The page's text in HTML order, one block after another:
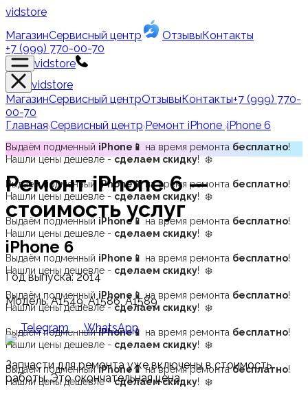
vidstore
МагазинСервисный центр ОтзывыКонтакты
+7 (999) 770-00-70
vidstore
vidstore
МагазинСервисный центрОтзывыКонтакты+7 (999) 770-
00-70
Главная Сервисный центр Ремонт iPhone iPhone 6
Выдаём подменный iPhone📱 на время ремонта бесплатно!
Нашли цены дешевле -сделаем скидку! ❄️
Выдаём подменный iPhone📱на время ремонта бесплатно!
Нашли цены дешевле - сделаем скидку! ❄️
Выдаём подменный iPhone📱 на время ремонта бесплатно!
Нашли цены дешевле - сделаем скидку! ❄️
Выдаём подменный iPhone📱 на время ремонта бесплатно!
Нашли цены дешевле - сделаем скидку! ❄️
Выдаём подменный iPhone📱 на время ремонта бесплатно!
Нашли цены дешевле -сделаем скидку! ❄️
Выдаём подменныйiPhone📱 на время ремонта бесплатно!
Нашли цены дешевле - сделаем скидку! ❄️
Выдаём подменныйiPhone📱на время ремонтабесплатно!
Нашли цены дешевле -сделаем скидку! ❄️
РемонтiPhone 6—
стоимость услуг
iPhone 6
Год выпуска: 2014
Модель: A1549, A1586, A1589
Telegram WhatsApp
Запчасти для ремонта уже включены в стоимость
работы. Это окончательная цена.